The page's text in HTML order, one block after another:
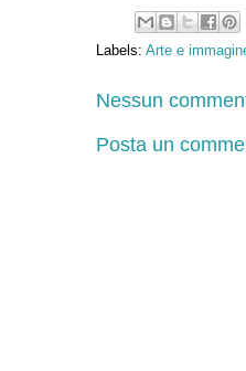
Labels: Arte e
Nessun
Posta un